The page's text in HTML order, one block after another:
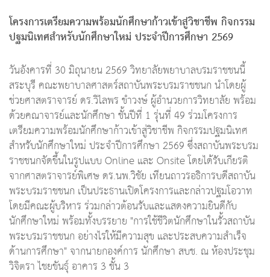
โครงการเตรียมความพร้อมนักศึกษาก้าวเข้าสู่วิชาชีพ กิจกรรม
ปฐมนิเทศสำหรับนักศึกษาใหม่ ประจำปีการศึกษา 2569
วันอังคารที่ 30 มิถุนายน 2569 วิทยาลัยพยาบาลบรมราชชนนี้
สระบุรี คณะพยาบาลศาสตร์สถาบันพระบรมราชชนก นำโดยผู้
ช่วยศาสตราจารย์ ดร.วิไลพร ขำวงษ์ ผู้อำนวยการวิทยาลัย พร้อม
ด้วยคณาจารย์และนักศึกษา ชั้นปีที่ 1 รุ่นที่ 49 ร่วมโครงการ
เตรียมความพร้อมนักศึกษาก้าวเข้าสู่วิชาชีพ กิจกรรมปฐมนิเทศ
สำหรับนักศึกษาใหม่ ประจำปีการศึกษา 2569 ซึ่งสถาบันพระบรม
ราชชนกจัดขึ้นในรูปแบบ Online และ Onsite โดยได้รับเกียรติ
จากศาสตราจารย์พิเศษ ดร.นพ.วิชัย เทียนถาวรอธิการบดีสถาบัน
พระบรมราชชนก เป็นประธานเปิดโครงการและกล่าวปฐมโอวาท
โดยมีคณะผู้บริหาร ร่วมกล่าวต้อนรับและแสดงความยินดีกับ
นักศึกษาใหม่ พร้อมทั้งบรรยาย "การใช้ชีวิตนักศึกษาในรั้วสถาบัน
พระบรมราชชนก อย่างไรให้มีความสุข และประสบความสำเร็จ
ด้านการศึกษา" จากนายกองค์การ นักศึกษา สบช. ณ ห้องประชุม
วิจิตรา ไชยขันธุ์ อาคาร 3 ชั้น 3